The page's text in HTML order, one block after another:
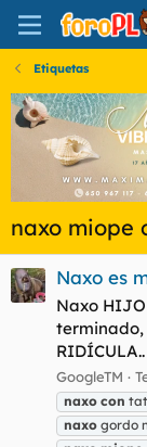
Etiquetas
naxo miope
Naxo es
Naxo
terminado,
RIDÍCULA..
GoogleTM
naxo con
naxo gordo